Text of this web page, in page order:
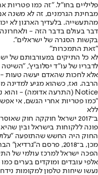
פליליים בחו"ל. "זה כמו פטריות
מבחינת הגרמנים, זה לא משנה
מהתעשייה. בלעדיך הארגון לא
דבר בעולם בדבר הזה -
בקשות הסגרה של ישראלים".
"זאת התמכרות"
לא כל התיקים במעורבותם של
לדבריו של עו"ד יסלוביץ',
אלא לחכות שהאדם יעשה טעות -
Notice (התרעה אדומה) - והוא נעצר בידי האינטרפול".
"כמו פטריות אחרי הגשם, אי
ללא
ב־2017 ישראל חוקקה חוק
פונה ללקוחות בישראל ובין
החוק היה החשש שהתופעה
אלפי עובדים ומוקדים בערים
נעשו שיחות טלפון למקומות